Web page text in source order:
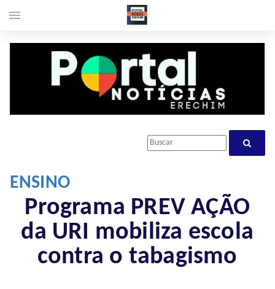
ENSINO
Programa PREV AÇÃO
da URI mobiliza escola
contra o tabagismo
menu